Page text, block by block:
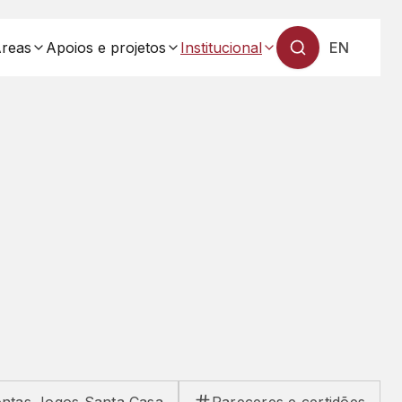
Apoios e projetos Institucional EN
—